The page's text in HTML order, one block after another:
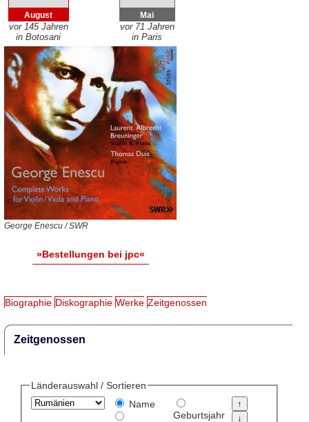
August
vor 145 Jahren
in Botosani
Mai
vor 71 Jahren
in Paris
George Enescu / SWR
»Bestellungen bei jpc«
Biographie Diskographie Werke Zeitgenossen
Zeitgenossen
Länderauswahl / Sortieren
Name
Geburtsjahr